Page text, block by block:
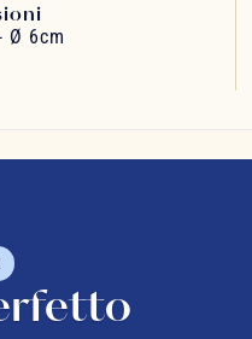
Ø 6cm